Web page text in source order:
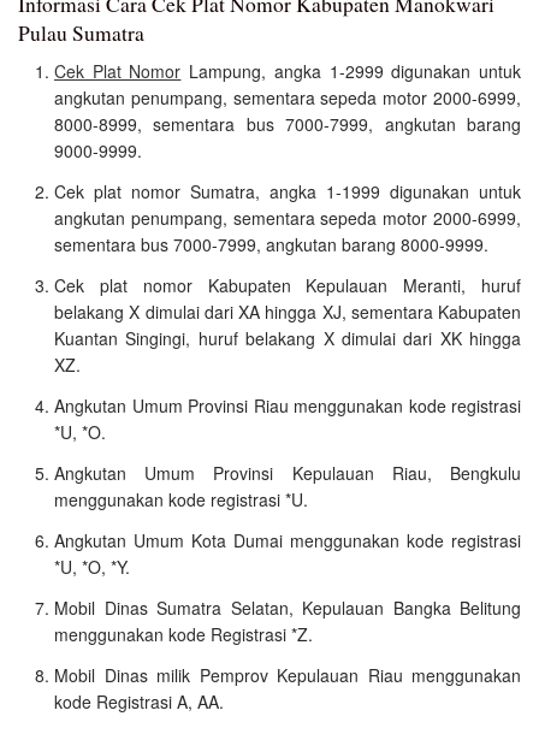
Pulau Sumatra
Cek Plat Nomor Lampung, angka 1-2999 digunakan untuk
angkutan penumpang, sementara sepeda motor 2000-6999,
8000-8999, sementara bus 7000-7999, angkutan barang
9000-9999.
Cek plat nomor Sumatra, angka 1-1999 digunakan untuk
angkutan penumpang, sementara sepeda motor 2000-6999,
sementara bus 7000-7999, angkutan barang 8000-9999.
Cek plat nomor Kabupaten Kepulauan Meranti, huruf
belakang X dimulai dari XA hingga XJ, sementara Kabupaten
Kuantan Singingi, huruf belakang X dimulai dari XK hingga
XZ.
Angkutan Umum Provinsi Riau menggunakan kode registrasi
*U, *O.
Angkutan Umum Provinsi Kepulauan Riau, Bengkulu
menggunakan kode registrasi *U.
Angkutan Umum Kota Dumai menggunakan kode registrasi
*U, *O, *Y.
Mobil Dinas Sumatra Selatan, Kepulauan Bangka Belitung
menggunakan kode Registrasi *Z.
Mobil Dinas milik Pemprov Kepulauan Riau menggunakan
kode Registrasi A, AA.